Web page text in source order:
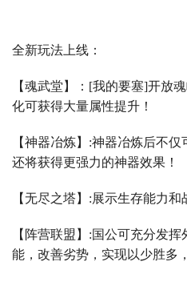
全新玩法上线：
【魂武堂】： [我的要塞]开放
化可获得大量属性提升！
【神器冶炼】 :神器冶炼后不仅
还将获得更强力的神器效果！
【无尽之塔】 :展示生存能力和
【阵营联盟】 :国公可充分发挥
能，改善劣势，实现以少胜多